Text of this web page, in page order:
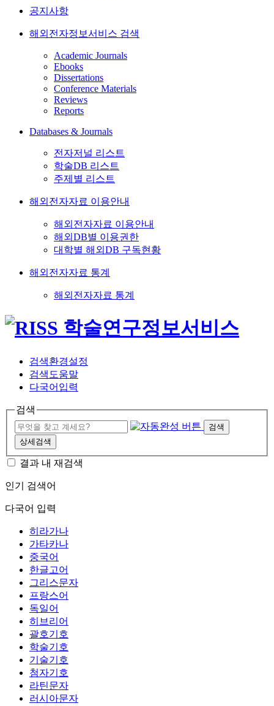
공지사항
해외전자정보서비스 검색
Academic Journals
Ebooks
Dissertations
Conference Materials
Reviews
Reports
Databases & Journals
전자저널 리스트
학술DB 리스트
주제별 리스트
해외전자자료 이용안내
해외전자자료 이용안내
해외DB별 이용권한
대학별 해외DB 구독현황
해외전자자료 통계
해외전자자료 통계
검색환경설정
검색도움말
다국어입력
검색
검색
상세검색
결과 내 재검색
인기 검색어
다국어 입력
히라가나
가타카나
중국어
한글고어
그리스문자
프랑스어
독일어
히브리어
괄호기호
학술기호
기술기호
첨자기호
라틴문자
러시아문자